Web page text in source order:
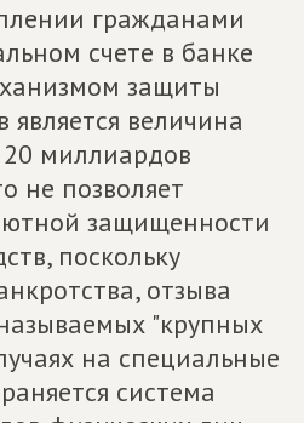
гражданами
счете в банке
защиты
является величина
миллиардов
не позволяет
защищенности
поскольку
отзыва
"крупных
на специальные
система